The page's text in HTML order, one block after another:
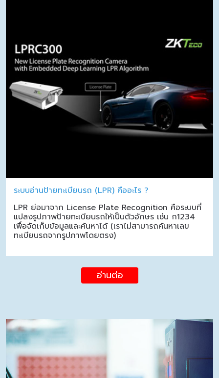
ระบบอ่านป้ายทะเบียนรถ (LPR) คืออะไร ?
LPR ย่อมาจาก License Plate Recognition คือระบบที่
แปลงรูปภาพป้ายทะเบียนรถให้เป็นตัวอักษร เช่น ก1234
เพื่อจัดเก็บข้อมูลและค้นหาได้ (เราไม่สามารถค้นหาเลข
ทะเบียนรถจากรูปภาพโดยตรง)
อ่านต่อ